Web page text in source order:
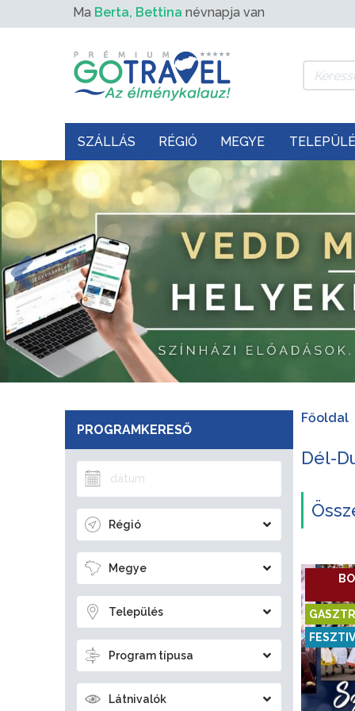
Ma Berta, Bettina névnapja van
SZÁLLÁS RÉGIÓ MEGYE
Főoldal
Dél-
PROGRAMKERESŐ
Régió
Megye
Település
Program típusa
Látnivalók